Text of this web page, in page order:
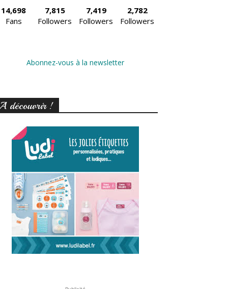
14,698
Fans
7,815
Followers
7,419
Followers
2,782
Followers
Abonnez-vous à la newsletter
découvrir !